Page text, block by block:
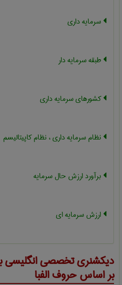
سرمایه داری
طبقه سرمایه دار
کشورهای سرمایه داری
نظام سرمایه داری ، نظام کاپیتالیسم
برآورد ارزش حال سرمایه
ارزش سرمایه ای
دیکشنری تخصصی انگلیسی
بر اساس حروف الفبا